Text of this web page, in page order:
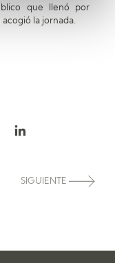
que llenó por
la jornada.
SIGUIENTE